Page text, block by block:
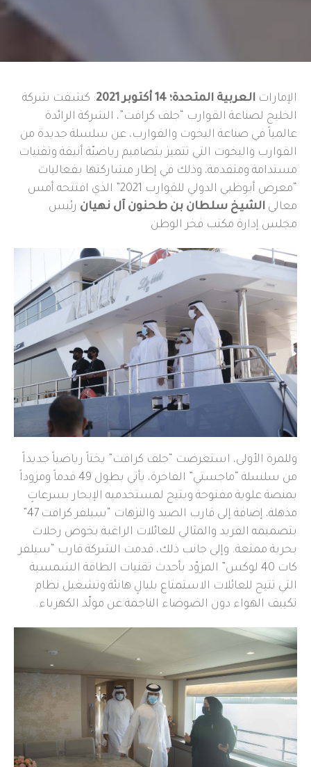
الإمارات العربية المتحدة؛ 14 أكتوبر 2021
: كشفت شركة
الخليج لصناعة القوارب “جلف كرافت”، الشركة الرائدة
عالمياً في صناعة اليخوت والقوارب، عن سلسلة جديدة من
القوارب واليخوت التي تتميز بتصاميم رياضيّة أنيقة وتقنيات
مستدامة ومتقدمة، وذلك في إطار مشاركتها بفعاليات
“معرض أبوظبي الدولي للقوارب 2021” الذي افتتحه أمس
معالي الشيخ سلطان بن طحنون آل نهيان رئيس
مجلس إدارة مكتب فخر الوطن
وللمرة الأولى، استعرضت “جلف كرافت” يختاً رياضياً جديداً
من سلسلة “ماجستي” الفاخرة، يأتي بطول 49 قدماً ومزوداً
بمنصة علوية مفتوحة ويتيح لمستخدميه الإبحار بسرعاتٍ
بتصميمه الفريد والمثالي للعائلات الراغبة بخوض رحلات
بحرية ممتعة. وإلى جانب ذلك، قدمت الشركة قارب “سيلفر
كات 40 لوكس” المزوّد بأحدث تقنيات الطاقة الشمسية
التي تتيح للعائلات الاستمتاع بليالٍ هانئة وتشغيل نظام
تكييف الهواء دون الضوضاء الناجمة عن مولّد الكهرباء.